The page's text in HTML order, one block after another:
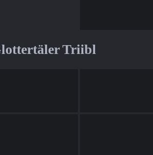
Triibl